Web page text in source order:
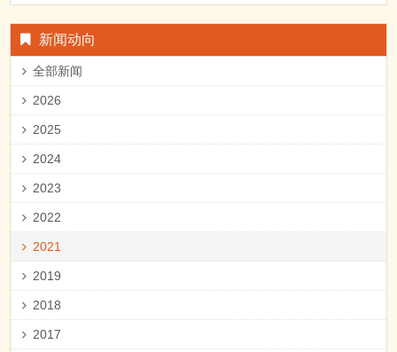
新闻动向
全部新闻
2026
2025
2024
2023
2022
2021
2019
2018
2017